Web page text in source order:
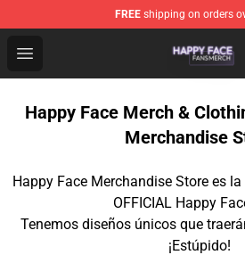
FREE shipping on orders
Open menu
Happy Face Shop - Official
Happy Face Merch &
Merchandise
Happy Face Merchandise Store es
OFFICIAL Happy
Tenemos diseños únicos que
¡Estúpido!